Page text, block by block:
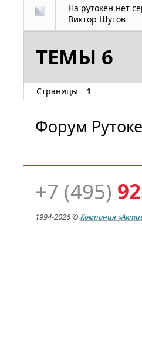
На рутокен нет
Виктор Шутов
ТЕМЫ 6
Страницы 1
Форум
+7 (495)
1994-2026 ©Компания